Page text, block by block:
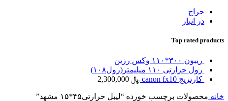
حراج
در انبار
Top rated products
ریبون ۳۰۰*۱۱۰ وکس رزین
رول حرارتی ۱۱۰ میلیمتر(رول۱۰۸)
کارتریج canon fx10
﷼
خانه محصولات برچسب خورده “لیبل حرارتی۴۵*۱۵ مشهد”